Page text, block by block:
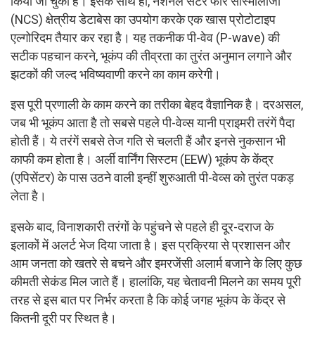
(NCS) क्षेत्रीय डेटाबेस का उपयोग करके एक खास प्रोटोटाइप
एल्गोरिदम तैयार कर रहा है। यह तकनीक पी-वेव (P-wave) की
सटीक पहचान करने, भूकंप की तीव्रता का तुरंत अनुमान लगाने और
झटकों की जल्द भविष्यवाणी करने का काम करेगी।
इस पूरी प्रणाली के काम करने का तरीका बेहद वैज्ञानिक है। दरअसल,
जब भी भूकंप आता है तो सबसे पहले पी-वेव्स यानी प्राइमरी तरंगें पैदा
होती हैं। ये तरंगें सबसे तेज गति से चलती हैं और इनसे नुकसान भी
काफी कम होता है। अर्ली वार्निंग सिस्टम (EEW) भूकंप के केंद्र
(एपिसेंटर) के पास उठने वाली इन्हीं शुरुआती पी-वेव्स को तुरंत पकड़
लेता है।
इसके बाद, विनाशकारी तरंगों के पहुंचने से पहले ही दूर-दराज के
इलाकों में अलर्ट भेज दिया जाता है। इस प्रक्रिया से प्रशासन और
आम जनता को खतरे से बचने और इमरजेंसी अलार्म बजाने के लिए कुछ
कीमती सेकंड मिल जाते हैं। हालांकि, यह चेतावनी मिलने का समय पूरी
तरह से इस बात पर निर्भर करता है कि कोई जगह भूकंप के केंद्र से
कितनी दूरी पर स्थित है।